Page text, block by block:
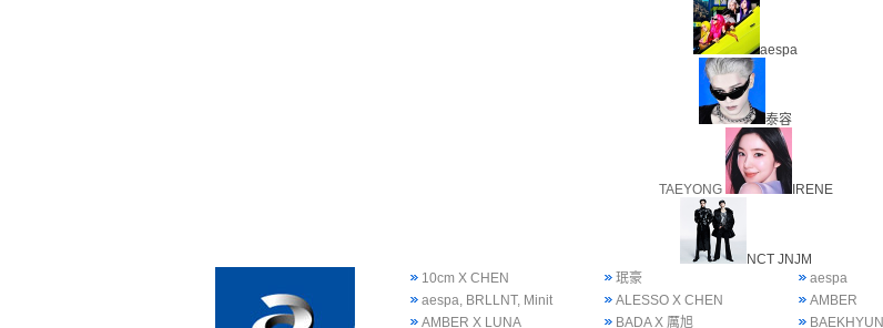
aespa
泰容
TAEYONG IRENE
NCT JNJM
10cm X CHEN
珉豪
aespa
aespa, BRLLNT, Minit
ALESSO X CHEN
AMBER
AMBER X LUNA
BADA X 厲旭
BAEKHYUN